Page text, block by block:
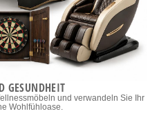
GESUNDHEIT
und verwandeln Sie Ihr
Wohlfühloase.